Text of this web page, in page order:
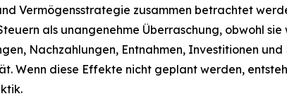
Vermögensstrategie zusammen betrachtet
als unangenehme Überraschung, obwohl
Nachzahlungen, Entnahmen, Investitionen
Wenn diese Effekte nicht geplant werden,